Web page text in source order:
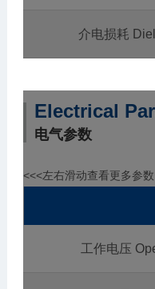
介电损耗
Electrical
电气参数
<<<左右滑动查看更多参数
工作电压